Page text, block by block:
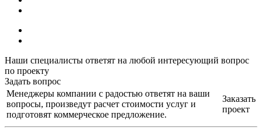
Наши специалисты ответят на любой интересующий вопрос
по проекту
Задать вопрос
Менеджеры компании с радостью ответят на ваши
вопросы, произведут расчет стоимости услуг и
подготовят коммерческое предложение.
Заказать
проект